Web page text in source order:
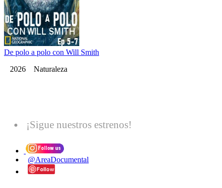
De polo a polo con Will Smith
2026 Naturaleza
¡Sigue nuestros estrenos!
@AreaDocumental